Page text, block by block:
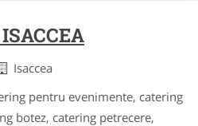
Isaccea
pentru evenimente, catering
botez, catering petrecere,